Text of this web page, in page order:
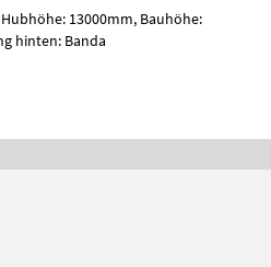
Einfach 60 - 80% , Bereifung hinten: Banda